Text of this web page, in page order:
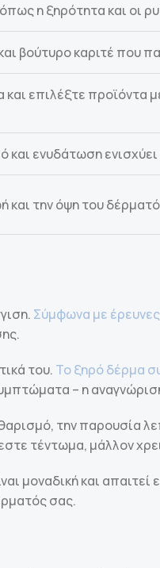
η ξηρότητα και οι
βούτυρο καριτέ που
επιλέξτε προϊόντα
ενυδάτωση
και την όψη του
Σύμφωνα με
του. Το ξηρό δέρμα
– η
την παρουσία
τέντωμα, μάλλον
μοναδική και
σας.